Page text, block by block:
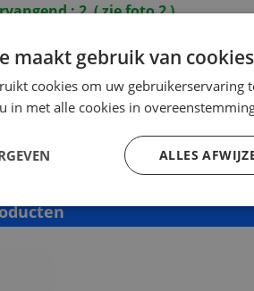
: 2 ( zie foto 2 )
en is speciaal voor dit model
model ( zie foto 2 )
NIET te programmeren!
maakt gebruik van
cookies om uw gebruikerservaring
in met alle cookies in
ALLES